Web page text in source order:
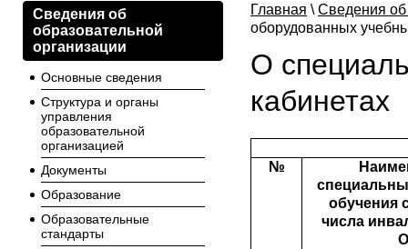
Главная \ Сведения об
оборудованных
О
кабинетах
№
обучения
числа
Сведения об
образовательной
организации
Основные сведения
Структура и органы
управления
образовательной
организацией
Документы
Образование
Образовательные
стандарты